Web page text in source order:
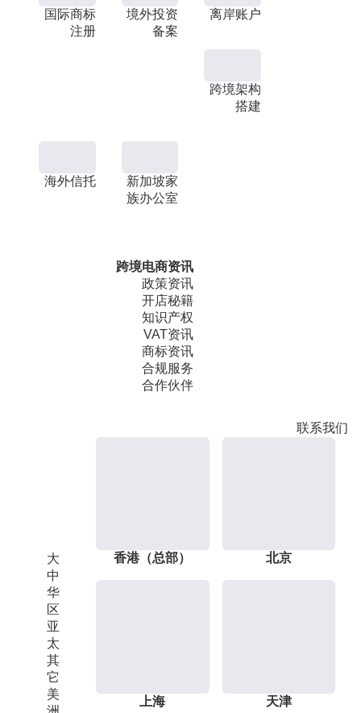
国际商标
注册
境外投资
备案
离岸账户
跨境架构
搭建
海外信托
新加坡家
族办公室
跨境电商资讯
政策资讯
开店秘籍
知识产权
VAT资讯
商标资讯
合规服务
合作伙伴
联系我们
大
中
华
区
亚
太
其
它
美
香港（总部） 北京
上海 天津